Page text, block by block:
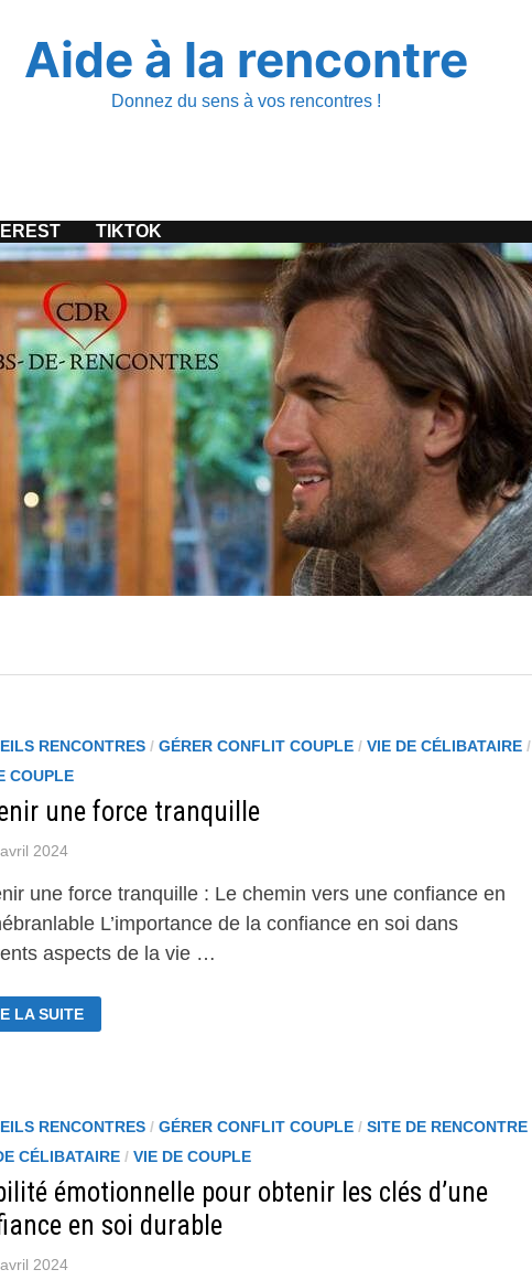
Aide à la rencontre
Donnez du sens à vos rencontres !
TIKTOK
RENCONTRES/ GÉRER CONFLIT COUPLE/ VIE DE CÉLIBATAIRE/
COUPLE
une force tranquille
2024
une force tranquille : Le chemin vers une confiance en
L’importance de la confiance en soi dans
aspects de la vie …
LA SUITE
RENCONTRES/ GÉRER CONFLIT COUPLE/ SITE DE RENCONTRE
CÉLIBATAIRE/ VIE DE COUPLE
émotionnelle pour obtenir les clés d’une
en soi durable
2024